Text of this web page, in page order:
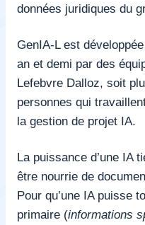
données juridiques du
GenIA-L est
an et demi par des
Lefebvre Dalloz, soit
personnes qui
la gestion de projet IA.
La puissance d’une IA
être nourrie de
Pour qu’une IA puisse
primaire (informations